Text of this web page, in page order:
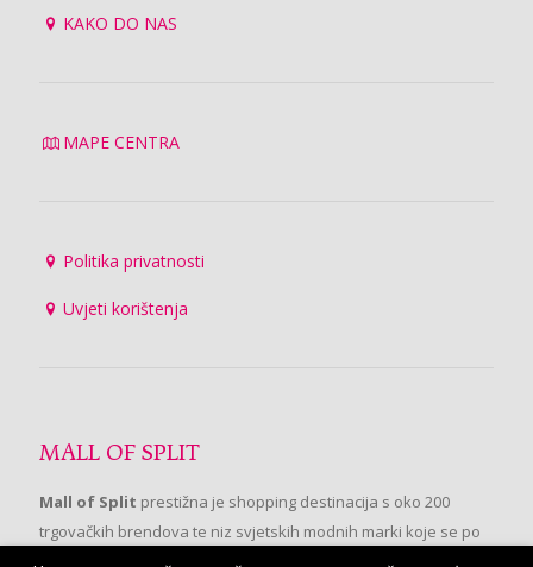
KAKO DO NAS
MAPE CENTRA
Politika privatnosti
Uvjeti korištenja
MALL OF SPLIT
Mall of Split prestižna je shopping destinacija s oko 200
trgovačkih brendova te niz svjetskih modnih marki koje se po
prvi put pojavljuju u Splitu.